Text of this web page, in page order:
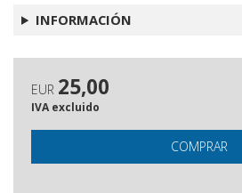
perspectives on Central Saharan
rock art.
IGCyr-GVCyr : un doppio corpus di
iscrizioni greche della Cirenaica on-
line
in the time of crisis and war : Qasr
INFORMACIÓN
EUR 25,00
IVA excluido
COMPRAR